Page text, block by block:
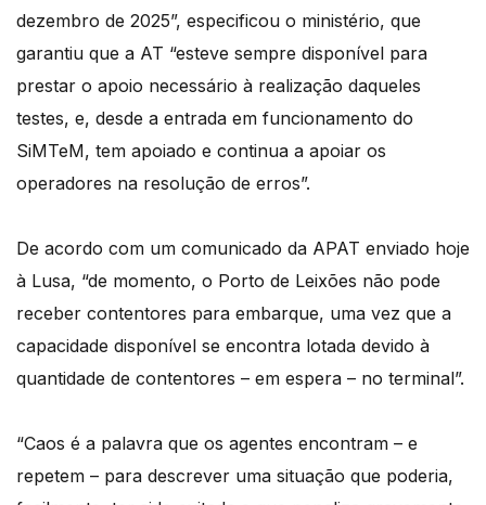
dezembro de 2025”, especificou o ministério, que
garantiu que a AT “esteve sempre disponível para
prestar o apoio necessário à realização daqueles
testes, e, desde a entrada em funcionamento do
SiMTeM, tem apoiado e continua a apoiar os
operadores na resolução de erros”.
De acordo com um comunicado da APAT enviado hoje
à Lusa, “de momento, o Porto de Leixões não pode
receber contentores para embarque, uma vez que a
capacidade disponível se encontra lotada devido à
quantidade de contentores – em espera – no terminal”.
“Caos é a palavra que os agentes encontram – e
repetem – para descrever uma situação que poderia,